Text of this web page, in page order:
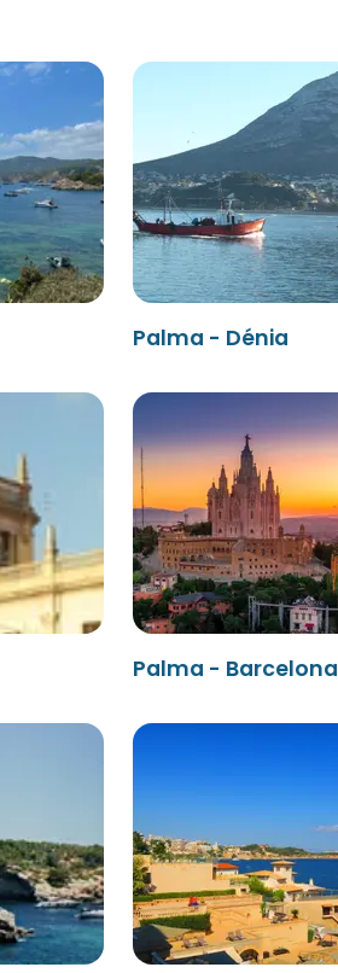
Palma - Dénia
Palma - Barcelona